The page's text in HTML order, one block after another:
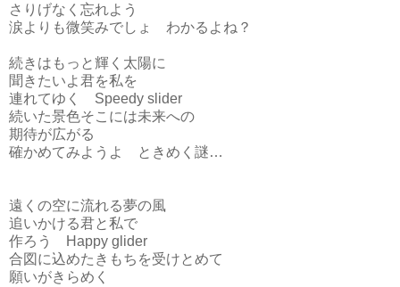
さりげなく忘れよう
涙よりも微笑みでしょ わかるよね？
続きはもっと輝く太陽に
聞きたいよ君を私を
連れてゆく Speedy slider
続いた景色そこには未来への
期待が広がる
確かめてみようよ ときめく謎…
遠くの空に流れる夢の風
追いかける君と私で
作ろう Happy glider
合図に込めたきもちを受けとめて
願いがきらめく